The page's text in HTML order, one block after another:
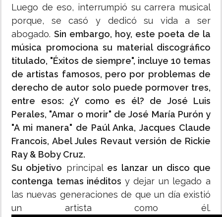
Luego de eso, interrumpió su carrera musical
porque, se casó y dedicó su vida a ser
abogado. Sin embargo, hoy, este poeta de la
música promociona su material discográfico
titulado, "Éxitos de siempre", incluye 10 temas
de artistas famosos, pero por problemas de
derecho de autor solo puede pormover tres,
entre esos: ¿Y como es él? de José Luis
Perales, "Amar o morir" de José María Purón y
"A mi manera" de Paúl Anka, Jacques Claude
Francois, Abel Jules Revaut versión de Rickie
Ray & Boby Cruz.
Su objetivo principal es lanzar un disco que
contenga temas inéditos y dejar un legado a
las nuevas generaciones de que un día existió
un artista como él.